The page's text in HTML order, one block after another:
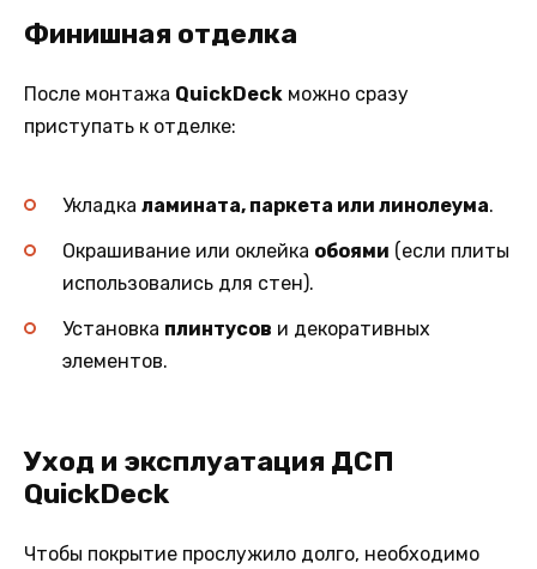
Финишная отделка
После монтажа QuickDeck можно сразу
приступать к отделке:
Укладка ламината, паркета или линолеума.
Окрашивание или оклейка обоями (если плиты
использовались для стен).
Установка плинтусов и декоративных
элементов.
Уход и эксплуатация ДСП
QuickDeck
Чтобы покрытие прослужило долго, необходимо